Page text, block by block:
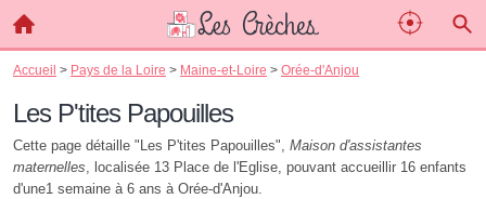
Accueil > Pays de la Loire > Maine-et-Loire > Orée-d'Anjou
Les P'tites Papouilles
Cette page détaille "Les P'tites Papouilles", Maison d'assistantes
maternelles, localisée 13 Place de l'Eglise, pouvant accueillir 16 enfants
d'une1 semaine à 6 ans à Orée-d'Anjou.